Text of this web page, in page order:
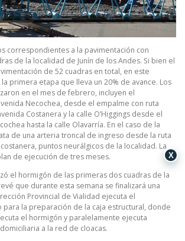
correspondientes a la pavimentación con
de la localidad de Junín de los Andes. Si bien el
de 52 cuadras en total, en este
primera etapa que lleva un 20% de avance. Los
en el mes de febrero, incluyen el
Necochea, desde el empalme con ruta
Costanera y la calle O’Higgings desde el
hasta la calle Olavarría. En el caso de la
de una arteria troncal de ingreso desde la ruta
puntos neurálgicos de la localidad. La
de ejecución de tres meses.
el hormigón de las primeras dos cuadras de la
que durante esta semana se finalizará una
Provincial de Vialidad ejecuta el
la preparación de la caja estructural, donde
el hormigón y paralelamente ejecuta
a la red de cloacas.
X